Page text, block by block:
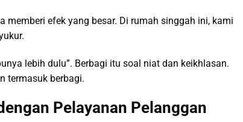
memberi efek yang besar. Di rumah singgah ini, kami
lebih dulu”. Berbagi itu soal niat dan keikhlasan.
termasuk berbagi.
Pelayanan Pelanggan